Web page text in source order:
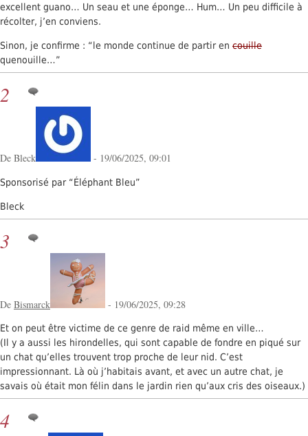
excellent guano… Un seau et une éponge… Hum… Un peu difficile à
récolter, j’en conviens.
Sinon, je confirme : “le monde continue de partir en couille
quenouille…”
2
De Bleck - 19/06/2025, 09:01
Sponsorisé par “Éléphant Bleu”
Bleck
3
De Bismarck - 19/06/2025, 09:28
Et on peut être victime de ce genre de raid même en ville…
(Il y a aussi les hirondelles, qui sont capable de fondre en piqué sur
un chat qu’elles trouvent trop proche de leur nid. C’est
impressionnant. Là où j’habitais avant, et avec un autre chat, je
savais où était mon félin dans le jardin rien qu’aux cris des oiseaux.)
4